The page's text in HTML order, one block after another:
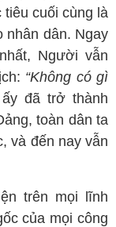
cuối cùng là
nhân dân. Ngay
Người vẫn
“Không có gì
đã trở thành
toàn dân ta
và đến nay vẫn
trên mọi lĩnh
của mọi công